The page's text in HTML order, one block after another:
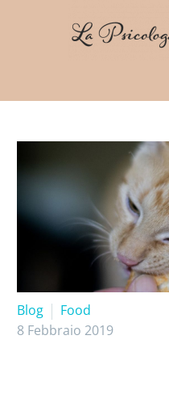
Blog
Food
8 Febbraio 2019